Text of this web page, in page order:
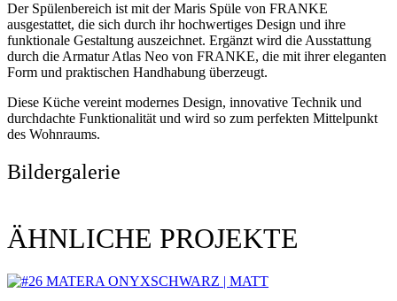
Der Spülenbereich ist mit der Maris Spüle von FRANKE
ausgestattet, die sich durch ihr hochwertiges Design und ihre
funktionale Gestaltung auszeichnet. Ergänzt wird die Ausstattung
durch die Armatur Atlas Neo von FRANKE, die mit ihrer eleganten
Form und praktischen Handhabung überzeugt.
Diese Küche vereint modernes Design, innovative Technik und
durchdachte Funktionalität und wird so zum perfekten Mittelpunkt
des Wohnraums.
Bildergalerie
ÄHNLICHE PROJEKTE